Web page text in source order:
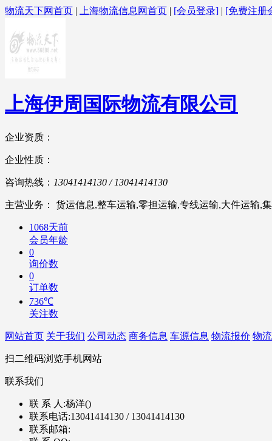
物流天下网首页 | 上海物流信息网首页 | [会员登录] | [免费注册
上海伊周国际物流有限公司
企业资质：
企业性质：
咨询热线： 13041414130 / 13041414130
主营业务： 货运信息,整车运输,零担运输,专线运输,大件运输,
1068天前
会员年龄
0
询价数
0
订单数
736℃
关注数
网站首页 关于我们 公司动态 商务信息 车源信息 物流报价 物
扫二维码浏览手机网站
联系我们
联 系 人:杨洋()
联系电话:13041414130 / 13041414130
联系邮箱: